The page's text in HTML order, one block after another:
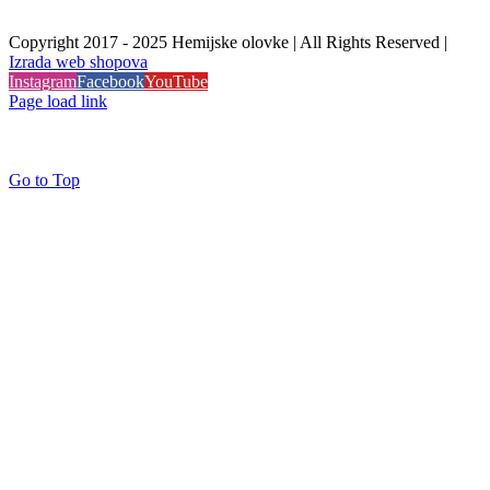
Copyright 2017 - 2025 Hemijske olovke | All Rights Reserved |
Izrada web shopova
InstagramFacebookYouTube
Page load link
Go to Top